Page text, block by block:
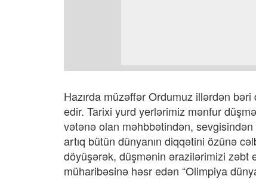
Hazırda müzəffər Ordumuz illərdən bəri
edir. Tarixi yurd yerlərimiz mənfur
vətənə olan məhbbətindən,
artıq bütün dünyanın diqqətini özünə
döyüşərək, düşmənin ərazilərimizi zəbt
müharibəsinə həsr edən “Olimpiya